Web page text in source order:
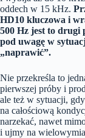
oddech w 15 kHz.
HD10 kluczowa i
500 Hz jest to drugi
pod uwagę w
„naprawić”.
Nie przekreśla to
pierwszej próby i
ale też w sytuacji,
na całościową
narzekać, nawet
i ujmy na